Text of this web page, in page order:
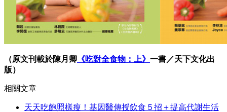
（原文刊載於陳月卿 《吃對全食物：上》 一書／天下文化出
版）
相關文章
天天吃飽照樣瘦！基因醫傳授飲食５招＋提高代謝生活